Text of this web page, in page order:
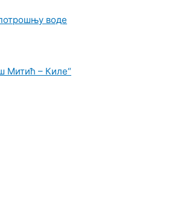
воде
Митић – Киле“